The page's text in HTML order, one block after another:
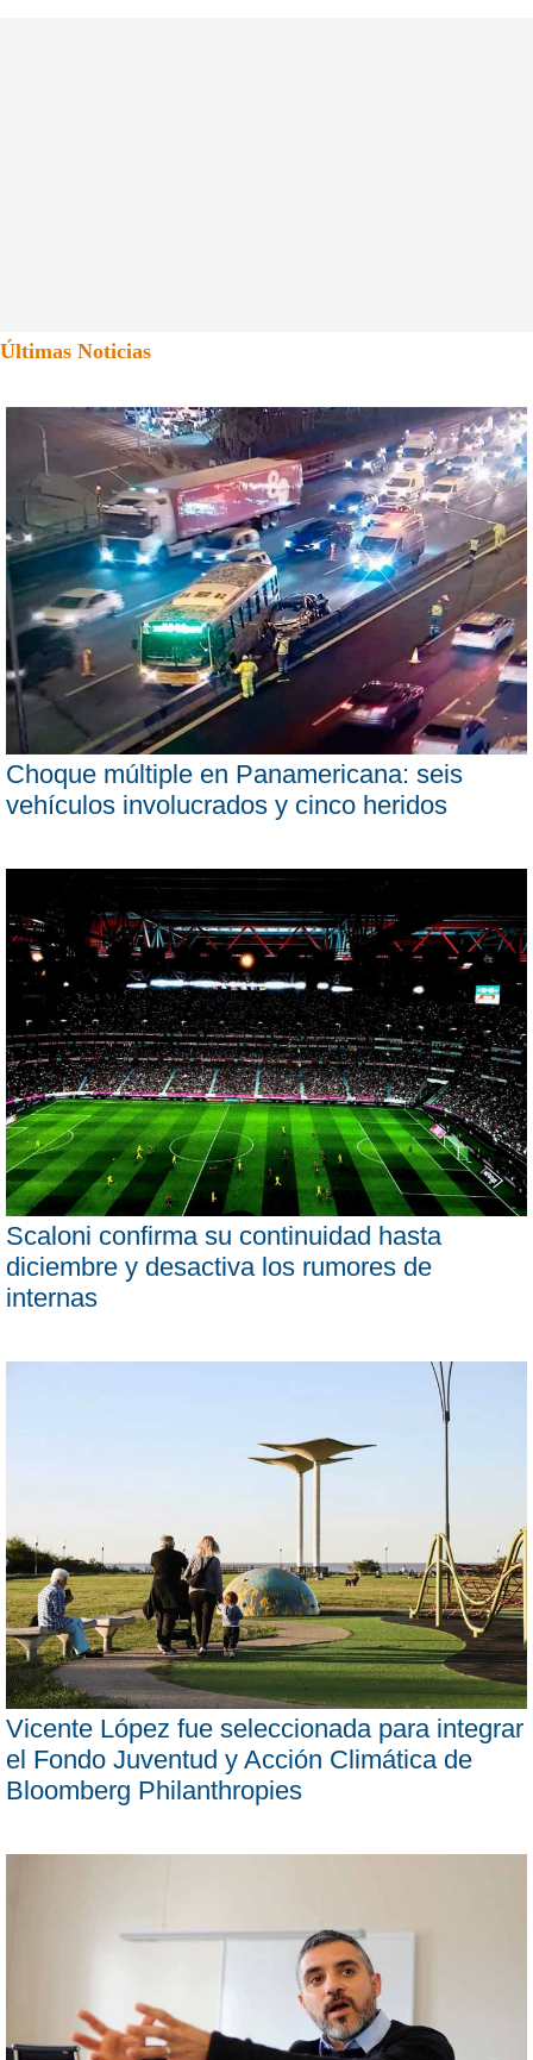
Últimas Noticias
Choque múltiple en Panamericana: seis
vehículos involucrados y cinco heridos
Scaloni confirma su continuidad hasta
diciembre y desactiva los rumores de
internas
Vicente López fue seleccionada para integrar
el Fondo Juventud y Acción Climática de
Bloomberg Philanthropies